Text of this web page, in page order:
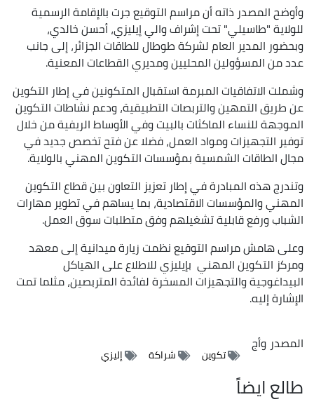
وأوضح المصدر ذاته أن مراسم التوقيع جرت بالإقامة الرسمية
للولاية "طاسيلي" تحت إشراف والي إيليزي، أحسن خالدي،
وبحضور المدير العام لشركة طوطال للطاقات الجزائر، إلى جانب
عدد من المسؤولين المحليين ومديري القطاعات المعنية.
وشملت الاتفاقيات المبرمة استقبال المتكونين في إطار التكوين
عن طريق التمهين والتربصات التطبيقية، ودعم نشاطات التكوين
الموجهة للنساء الماكثات بالبيت وفي الأوساط الريفية من خلال
توفير التجهيزات ومواد العمل، فضلا عن فتح تخصص جديد في
مجال الطاقات الشمسية بمؤسسات التكوين المهني بالولاية.
وتندرج هذه المبادرة في إطار تعزيز التعاون بين قطاع التكوين
المهني والمؤسسات الاقتصادية، بما يساهم في تطوير مهارات
الشباب ورفع قابلية تشغيلهم وفق متطلبات سوق العمل.
وعلى هامش مراسم التوقيع نظمت زيارة ميدانية إلى معهد
ومركز التكوين المهني بإيليزي للاطلاع على الهياكل
البيداغوجية والتجهيزات المسخرة لفائدة المتربصين، مثلما تمت
الإشارة إليه.
المصدروأج
تكوين شراكة إليزي
طالع ايضاً